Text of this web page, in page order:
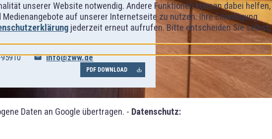
unserer Website notwendig. Andere Funktionen können dabei helfen,
auf unserer Internetseite zu nutzen. Ihre Einwilligung
jederzeit erneut aufrufen. Bitte entscheiden Sie selbst,
Daten an Google übertragen. - Datenschutz:
info@zww.de
PDF DOWNLOAD